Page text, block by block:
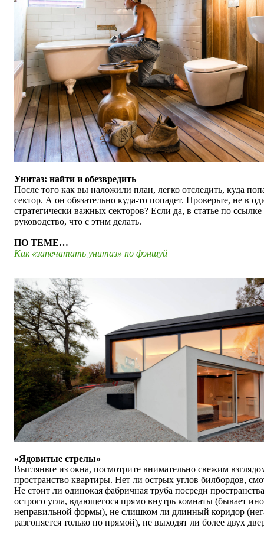
Унитаз: найти и обезвредить
После того как вы наложили план, легко отследить, куда
сектор. А он обязательно куда-то попадет. Проверьте, не в
стратегически важных секторов? Если да, в статье по
руководство, что с этим делать.
ПО ТЕМЕ…
Как «запечатать унитаз» по фэншуй
«Ядовитые стрелы»
Выгляньте из окна, посмотрите внимательно свежим
пространство квартиры. Нет ли острых углов билбордов,
Не стоит ли одинокая фабричная труба посреди
острого угла, вдающегося прямо внутрь комнаты (бывает
неправильной формы), не слишком ли длинный коридор
разгоняется только по прямой), не выходят ли более двух